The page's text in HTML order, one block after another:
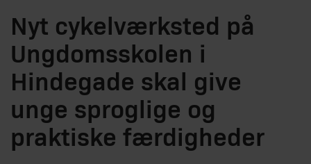
Nyt cykelværksted på
Ungdomsskolen i
Hindegade skal give
unge sproglige og
praktiske færdigheder